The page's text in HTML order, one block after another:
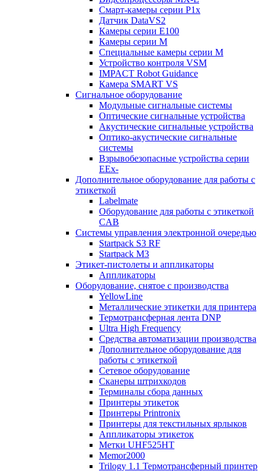
Смарт-камеры серии P1x
Датчик DataVS2
Камеры серии E100
Камеры серии M
Специальные камеры серии M
Устройство контроля VSM
IMPACT Robot Guidance
Камера SMART VS
Cигнальное оборудование
Модульные сигнальные системы
Оптические сигнальные устройства
Акустические сигнальные устройства
Оптико-акустические сигнальные
системы
Взрывобезопасные устройства серии
EEx-
Дополнительное оборудование для работы с
этикеткой
Labelmate
Оборудование для работы с этикеткой
CAB
Системы управления электронной очередью
Startpack S3 RF
Startpack M3
Этикет-пистолеты и аппликаторы
Аппликаторы
Оборудование, снятое с производства
YellowLine
Металлические этикетки для принтера
Термотрансферная лента DNP
Ultra High Frequency
Средства автоматизации производства
Дополнительное оборудование для
работы с этикеткой
Сетевое оборудование
Сканеры штрихкодов
Терминалы сбора данных
Принтеры этикеток
Принтеры Printronix
Принтеры для текстильных ярлыков
Аппликаторы этикеток
Метки UHF525HT
Memor2000
Trilogy 1.1 Термотрансферный принтер